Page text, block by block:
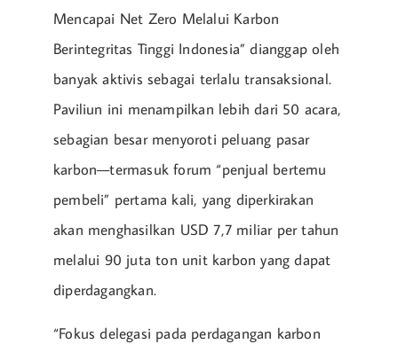
Mencapai Net Zero Melalui Karbon
Berintegritas Tinggi Indonesia” dianggap oleh
banyak aktivis sebagai terlalu transaksional.
Paviliun ini menampilkan lebih dari 50 acara,
sebagian besar menyoroti peluang pasar
karbon—termasuk forum “penjual bertemu
pembeli” pertama kali, yang diperkirakan
akan menghasilkan USD 7,7 miliar per tahun
melalui 90 juta ton unit karbon yang dapat
diperdagangkan.
“Fokus delegasi pada perdagangan karbon